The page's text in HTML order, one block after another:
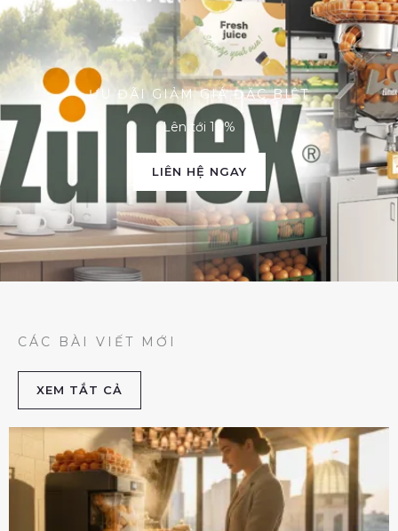
ƯU ĐÃI GIẢM GIÁ ĐẶC BIỆT
Lên tới 10%
LIÊN HỆ NGAY
CÁC BÀI VIẾT MỚI
XEM TẮT CẢ